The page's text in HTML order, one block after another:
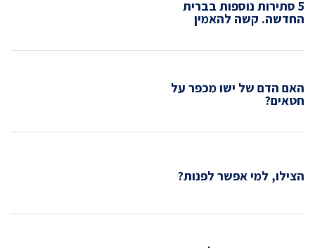
5 סתירות נוספות בברית
החדשה. קשה להאמין
האם הדם של ישו מכפר על
חטאים?
הצילו, למי אפשר לפנות?